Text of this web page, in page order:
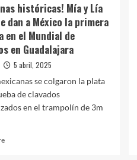
históricas! Mía y Lía
dan a México la primera
en el Mundial de
en Guadalajara
5 abril, 2025
se colgaron la plata
de clavados
en el trampolín de 3m
Read